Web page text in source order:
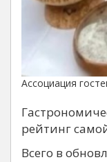
Ассоциация
рейтинг
Всего в